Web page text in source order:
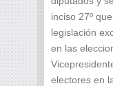
inciso 27º
legislación
en las
electores en